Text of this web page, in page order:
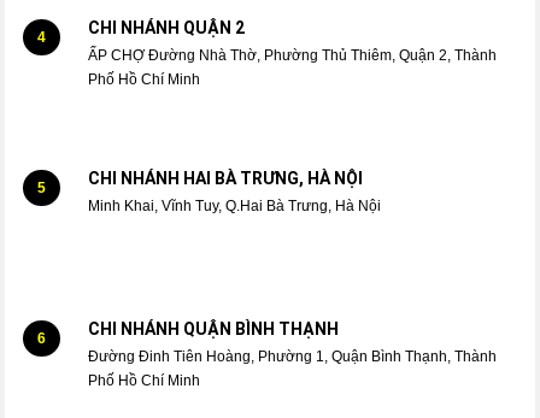
4 CHI NHÁNH QUẬN 2
ẤP CHỢ Đường Nhà Thờ, Phường Thủ Thiêm, Quận 2, Thành
Phố Hồ Chí Minh
5 CHI NHÁNH HAI BÀ TRƯNG, HÀ NỘI
Minh Khai, Vĩnh Tuy, Q.Hai Bà Trưng, Hà Nội
6 CHI NHÁNH QUẬN BÌNH THẠNH
Đường Đinh Tiên Hoàng, Phường 1, Quận Bình Thạnh, Thành
Phố Hồ Chí Minh